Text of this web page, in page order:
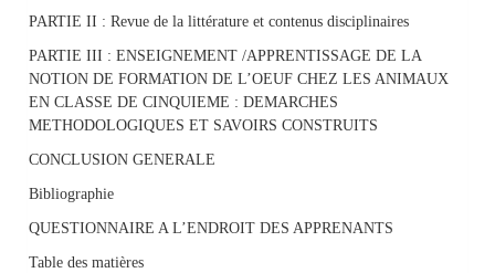
PARTIE II : Revue de la littérature et contenus disciplinaires
PARTIE III : ENSEIGNEMENT /APPRENTISSAGE DE LA
NOTION DE FORMATION DE L’OEUF CHEZ LES ANIMAUX
EN CLASSE DE CINQUIEME : DEMARCHES
METHODOLOGIQUES ET SAVOIRS CONSTRUITS
CONCLUSION GENERALE
Bibliographie
QUESTIONNAIRE A L’ENDROIT DES APPRENANTS
Table des matières